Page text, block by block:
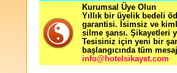
Kurumsal Üye Olun
Yıllık bir üyelik bedeli
garantisi. İsimsiz ve
silme şansı. Şikayetleri
Tesisiniz için yeni bir
başlangıcında tüm
info@hotelsikayet.com